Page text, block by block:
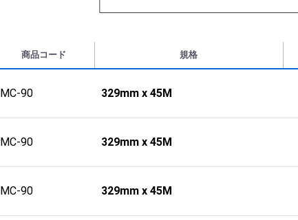
商品コード 規格
MC-90 329mm x 45M
MC-90 329mm x 45M
MC-90 329mm x 45M